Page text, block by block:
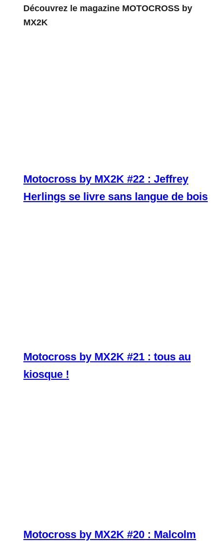
Découvrez le magazine MOTOCROSS by
MX2K
Motocross by MX2K #22 : Jeffrey
Herlings se livre sans langue de bois
Motocross by MX2K #21 : tous au
kiosque !
Motocross by MX2K #20 : Malcolm